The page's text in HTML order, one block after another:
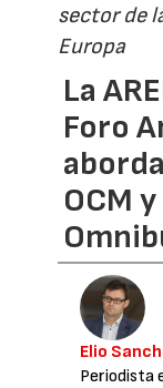
sector de
Europa
La
Foro
OCM
Elio
Periodista